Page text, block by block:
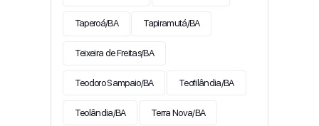
Taperoá/BA Tapiramutá/BA
Teixeira de Freitas/BA
Teodoro Sampaio/BA Teofilândia/BA
Teolândia/BA Terra Nova/BA